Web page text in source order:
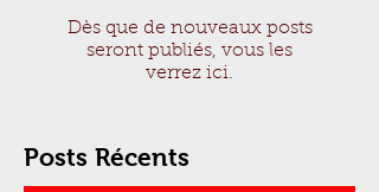
Dès que de nouveaux posts
seront publiés, vous les
verrez ici.
Posts Récents